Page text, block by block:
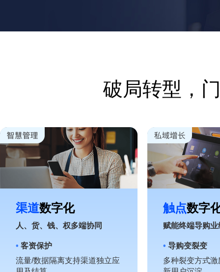
破局转型，
渠道数字化
人、货、钱、权多端协同
• 客资保护
流量/数据隔离支持渠道独立应
触点数字
赋能终端导购业
• 导购变裂变
多种裂变方式